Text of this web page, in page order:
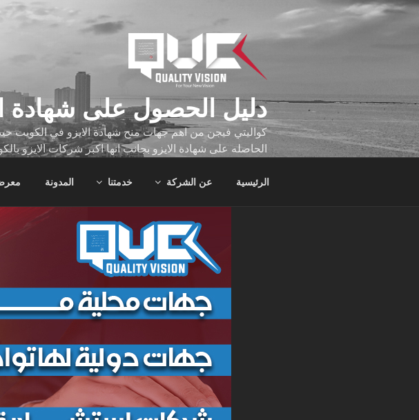
التجاوز
دليل الحصول على شهادة
كواليتي فيجن من اهم جهات منح شهادة الايزو في الكويت
الحاصله على شهادة الايزو بجانب انها اكبر شركات الايزو
الرئيسية عن الشركة خدمتنا المدونة